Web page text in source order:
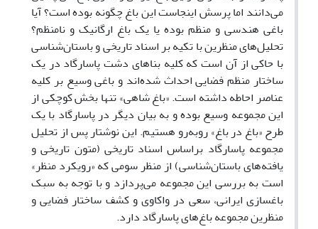
می‌دانند اما پرسش اینجاست این باغ چگونه بوده است؟ آیا
باغی هندسی و منظم بوده یا یک باغ ارگانیک و نامنظم؟
تحلیل‌های منظرین با تکیه بر اسناد تاریخی و باستان‌شناسی
با حاکی از آن است که کلیه بناهای دشت پاسارگاد در یک
ساختار منظم فضایی احداث شده‌اند و باغی وسیع بر کلیه
عناصر احاطه داشته است. «باغ شاهی» تنها بخش کوچکی از
این مجموعه وسیع بوده و به بیان دیگر در پاسارگاد با یک
طرح «باغ در باغ» روبه‌رو هستیم. این نوشتار پس از تحلیل
مجموعه پاسارگاد براساس اسناد تاریخی (متون تاریخی و
یافته‌های باستان‌شناسی) از منظر سومی که «رویکرد منظر»
است به بررسی این مجموعه می‌پردازد و با توجه به سبک
باغسازی ایرانی، سعی در واکاوی و کشف ساختار فضایی و
منظرین مجموعه باغ‌های پاسارگاد دارد.